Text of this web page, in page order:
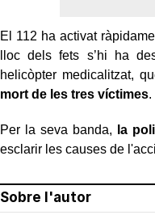
El 112 ha activat
lloc dels fets s’hi ha
helicòpter medicalitzat,
mort de les tres víctimes.
Per la seva banda, la
esclarir les causes de
Sobre l'autor